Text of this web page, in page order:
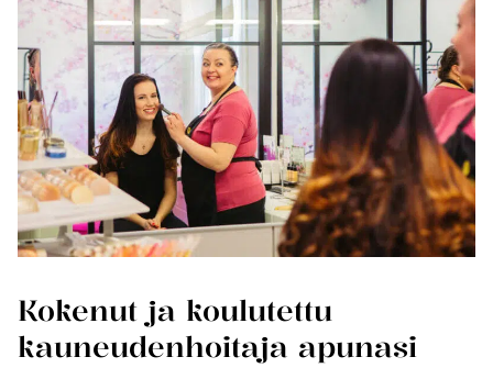
Kokenut ja koulutettu
kauneudenhoitaja apunasi